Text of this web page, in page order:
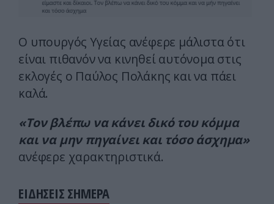
Ο υπουργός Υγείας ανέφερε μάλιστα ότι
είναι πιθανόν να κινηθεί αυτόνομα στις
εκλογές ο Παύλος Πολάκης και να πάει
καλά.
«Τον βλέπω να κάνει δικό του κόμμα
και να μην πηγαίνει και τόσο άσχημα»
ανέφερε χαρακτηριστικά.
ΕΙΔΗΣΕΙΣ ΣΗΜΕΡΑ